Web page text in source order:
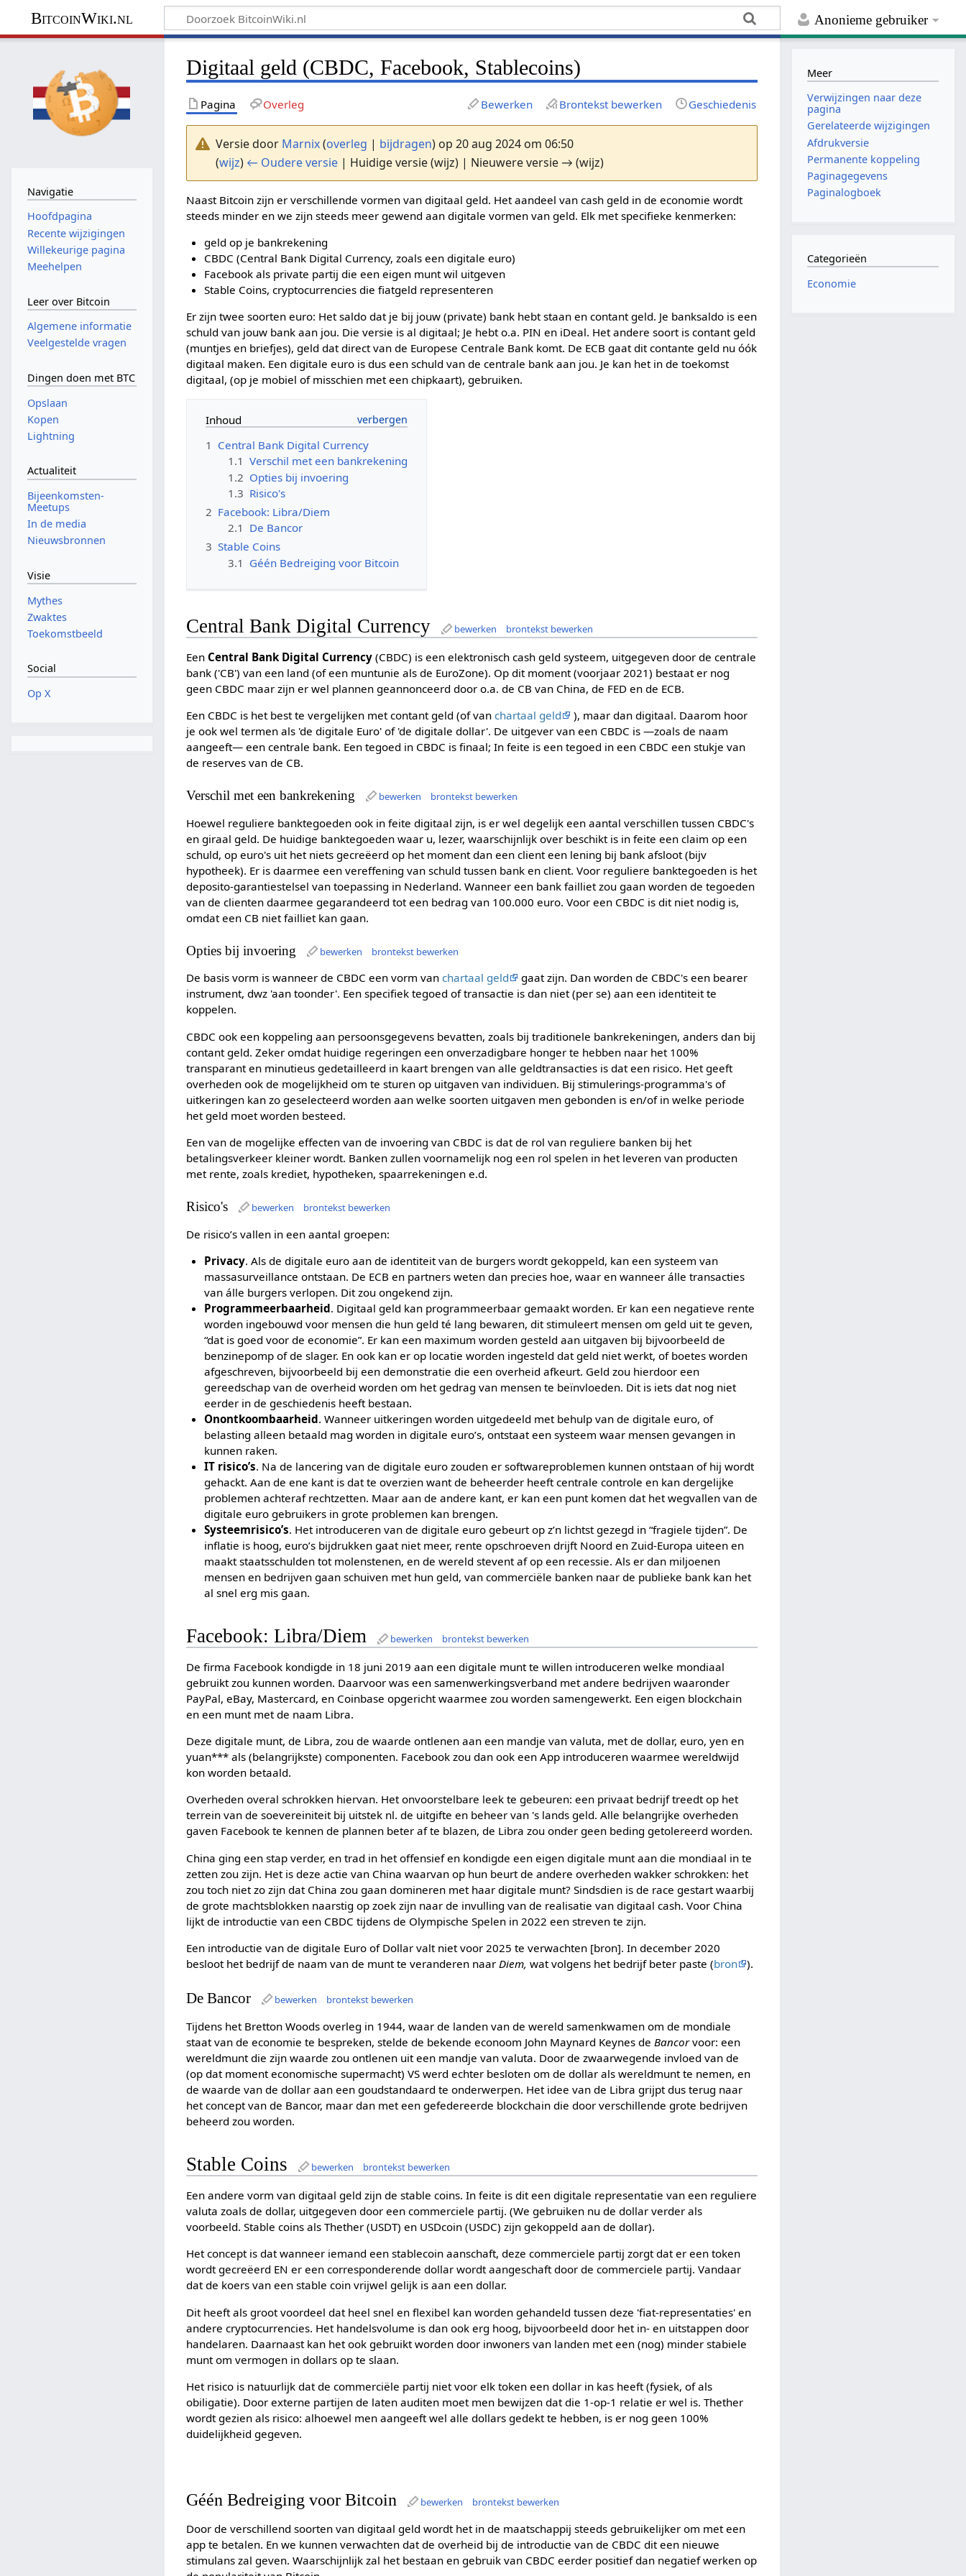
Anonieme gebruiker
BitcoinWiki.nl
Digitaal geld (CBDC, Facebook, Stablecoins)
Pagina Overleg Bewerken Brontekst bewerken Geschiedenis
Versie door Marnix(overleg | bijdragen) op 20 aug 2024 om 06:50
(wijz) ← Oudere versie | Huidige versie (wijz) | Nieuwere versie → (wijz)
Naast Bitcoin zijn er verschillende vormen van digitaal geld. Het aandeel van cash geld in de economie wordt
steeds minder en we zijn steeds meer gewend aan digitale vormen van geld. Elk met specifieke kenmerken:
geld op je bankrekening
CBDC (Central Bank Digital Currency, zoals een digitale euro)
Facebook als private partij die een eigen munt wil uitgeven
Stable Coins, cryptocurrencies die fiatgeld representeren
Er zijn twee soorten euro: Het saldo dat je bij jouw (private) bank hebt staan en contant geld. Je banksaldo is een
schuld van jouw bank aan jou. Die versie is al digitaal; Je hebt o.a. PIN en iDeal. Het andere soort is contant geld
(muntjes en briefjes), geld dat direct van de Europese Centrale Bank komt. De ECB gaat dit contante geld nu óók
digitaal maken. Een digitale euro is dus een schuld van de centrale bank aan jou. Je kan het in de toekomst
digitaal, (op je mobiel of misschien met een chipkaart), gebruiken.
Inhoud
1 Central Bank Digital Currency
1.1 Verschil met een bankrekening
1.2 Opties bij invoering
1.3 Risico's
2 Facebook: Libra/Diem
2.1 De Bancor
3 Stable Coins
3.1 Géén Bedreiging voor Bitcoin
Central Bank Digital Currency bewerken brontekst bewerken
Een Central Bank Digital Currency (CBDC) is een elektronisch cash geld systeem, uitgegeven door de centrale
bank ('CB') van een land (of een muntunie als de EuroZone). Op dit moment (voorjaar 2021) bestaat er nog
geen CBDC maar zijn er wel plannen geannonceerd door o.a. de CB van China, de FED en de ECB.
Een CBDC is het best te vergelijken met contant geld (of vanchartaal geld
), maar dan digitaal. Daarom hoor
je ook wel termen als 'de digitale Euro' of 'de digitale dollar'. De uitgever van een CBDC is —zoals de naam
aangeeft— een centrale bank. Een tegoed in CBDC is finaal; In feite is een tegoed in een CBDC een stukje van
de reserves van de CB.
Verschil met een bankrekening bewerken brontekst bewerken
Hoewel reguliere banktegoeden ook in feite digitaal zijn, is er wel degelijk een aantal verschillen tussen CBDC's
en giraal geld. De huidige banktegoeden waar u, lezer, waarschijnlijk over beschikt is in feite een claim op een
schuld, op euro's uit het niets gecreëerd op het moment dan een client een lening bij bank afsloot (bijv
hypotheek). Er is daarmee een vereffening van schuld tussen bank en client. Voor reguliere banktegoeden is het
deposito-garantiestelsel van toepassing in Nederland. Wanneer een bank failliet zou gaan worden de tegoeden
van de clienten daarmee gegarandeerd tot een bedrag van 100.000 euro. Voor een CBDC is dit niet nodig is,
omdat een CB niet failliet kan gaan.
Opties bij invoering bewerken brontekst bewerken
De basis vorm is wanneer de CBDC een vorm vanchartaal geld
gaat zijn. Dan worden de CBDC's een bearer
instrument, dwz 'aan toonder'. Een specifiek tegoed of transactie is dan niet (per se) aan een identiteit te
koppelen.
CBDC ook een koppeling aan persoonsgegevens bevatten, zoals bij traditionele bankrekeningen, anders dan bij
contant geld. Zeker omdat huidige regeringen een onverzadigbare honger te hebben naar het 100%
transparant en minutieus gedetailleerd in kaart brengen van alle geldtransacties is dat een risico. Het geeft
overheden ook de mogelijkheid om te sturen op uitgaven van individuen. Bij stimulerings-programma's of
uitkeringen kan zo geselecteerd worden aan welke soorten uitgaven men gebonden is en/of in welke periode
het geld moet worden besteed.
Een van de mogelijke effecten van de invoering van CBDC is dat de rol van reguliere banken bij het
betalingsverkeer kleiner wordt. Banken zullen voornamelijk nog een rol spelen in het leveren van producten
met rente, zoals krediet, hypotheken, spaarrekeningen e.d.
Risico's bewerken brontekst bewerken
De risico’s vallen in een aantal groepen:
Privacy. Als de digitale euro aan de identiteit van de burgers wordt gekoppeld, kan een systeem van
massasurveillance ontstaan. De ECB en partners weten dan precies hoe, waar en wanneer álle transacties
van álle burgers verlopen. Dit zou ongekend zijn.
Programmeerbaarheid. Digitaal geld kan programmeerbaar gemaakt worden. Er kan een negatieve rente
worden ingebouwd voor mensen die hun geld té lang bewaren, dit stimuleert mensen om geld uit te geven,
“dat is goed voor de economie”. Er kan een maximum worden gesteld aan uitgaven bij bijvoorbeeld de
benzinepomp of de slager. En ook kan er op locatie worden ingesteld dat geld niet werkt, of boetes worden
afgeschreven, bijvoorbeeld bij een demonstratie die een overheid afkeurt. Geld zou hierdoor een
gereedschap van de overheid worden om het gedrag van mensen te beïnvloeden. Dit is iets dat nog niet
eerder in de geschiedenis heeft bestaan.
Onontkoombaarheid. Wanneer uitkeringen worden uitgedeeld met behulp van de digitale euro, of
belasting alleen betaald mag worden in digitale euro’s, ontstaat een systeem waar mensen gevangen in
kunnen raken.
IT risico’s. Na de lancering van de digitale euro zouden er softwareproblemen kunnen ontstaan of hij wordt
gehackt. Aan de ene kant is dat te overzien want de beheerder heeft centrale controle en kan dergelijke
problemen achteraf rechtzetten. Maar aan de andere kant, er kan een punt komen dat het wegvallen van de
digitale euro gebruikers in grote problemen kan brengen.
Systeemrisico’s. Het introduceren van de digitale euro gebeurt op z’n lichtst gezegd in “fragiele tijden”. De
inflatie is hoog, euro’s bijdrukken gaat niet meer, rente opschroeven drijft Noord en Zuid-Europa uiteen en
maakt staatsschulden tot molenstenen, en de wereld stevent af op een recessie. Als er dan miljoenen
mensen en bedrijven gaan schuiven met hun geld, van commerciële banken naar de publieke bank kan het
al snel erg mis gaan.
Facebook: Libra/Diem bewerken brontekst bewerken
De firma Facebook kondigde in 18 juni 2019 aan een digitale munt te willen introduceren welke mondiaal
gebruikt zou kunnen worden. Daarvoor was een samenwerkingsverband met andere bedrijven waaronder
PayPal, eBay, Mastercard, en Coinbase opgericht waarmee zou worden samengewerkt. Een eigen blockchain
en een munt met de naam Libra.
Deze digitale munt, de Libra, zou de waarde ontlenen aan een mandje van valuta, met de dollar, euro, yen en
yuan*** als (belangrijkste) componenten. Facebook zou dan ook een App introduceren waarmee wereldwijd
kon worden betaald.
Overheden overal schrokken hiervan. Het onvoorstelbare leek te gebeuren: een privaat bedrijf treedt op het
terrein van de soevereiniteit bij uitstek nl. de uitgifte en beheer van 's lands geld. Alle belangrijke overheden
gaven Facebook te kennen de plannen beter af te blazen, de Libra zou onder geen beding getolereerd worden.
China ging een stap verder, en trad in het offensief en kondigde een eigen digitale munt aan die mondiaal in te
zetten zou zijn. Het is deze actie van China waarvan op hun beurt de andere overheden wakker schrokken: het
zou toch niet zo zijn dat China zou gaan domineren met haar digitale munt? Sindsdien is de race gestart waarbij
de grote machtsblokken naarstig op zoek zijn naar de invulling van de realisatie van digitaal cash. Voor China
lijkt de introductie van een CBDC tijdens de Olympische Spelen in 2022 een streven te zijn.
Een introductie van de digitale Euro of Dollar valt niet voor 2025 te verwachten [bron]. In december 2020
besloot het bedrijf de naam van de munt te veranderen naar Diem, wat volgens het bedrijf beter paste (bron ).
De Bancor bewerken brontekst bewerken
Tijdens het Bretton Woods overleg in 1944, waar de landen van de wereld samenkwamen om de mondiale
staat van de economie te bespreken, stelde de bekende econoom John Maynard Keynes de Bancorvoor: een
wereldmunt die zijn waarde zou ontlenen uit een mandje van valuta. Door de zwaarwegende invloed van de
(op dat moment economische supermacht) VS werd echter besloten om de dollar als wereldmunt te nemen, en
de waarde van de dollar aan een goudstandaard te onderwerpen. Het idee van de Libra grijpt dus terug naar
het concept van de Bancor, maar dan met een gefedereerde blockchain die door verschillende grote bedrijven
beheerd zou worden.
Stable Coins bewerken brontekst bewerken
Een andere vorm van digitaal geld zijn de stable coins. In feite is dit een digitale representatie van een reguliere
valuta zoals de dollar, uitgegeven door een commerciele partij. (We gebruiken nu de dollar verder als
voorbeeld. Stable coins als Thether (USDT) en USDcoin (USDC) zijn gekoppeld aan de dollar).
Het concept is dat wanneer iemand een stablecoin aanschaft, deze commerciele partij zorgt dat er een token
wordt gecreëerd EN er een corresponderende dollar wordt aangeschaft door de commerciele partij. Vandaar
dat de koers van een stable coin vrijwel gelijk is aan een dollar.
Dit heeft als groot voordeel dat heel snel en flexibel kan worden gehandeld tussen deze 'fiat-representaties' en
andere cryptocurrencies. Het handelsvolume is dan ook erg hoog, bijvoorbeeld door het in- en uitstappen door
handelaren. Daarnaast kan het ook gebruikt worden door inwoners van landen met een (nog) minder stabiele
munt om vermogen in dollars op te slaan.
Het risico is natuurlijk dat de commerciële partij niet voor elk token een dollar in kas heeft (fysiek, of als
obiligatie). Door externe partijen de laten auditen moet men bewijzen dat die 1-op-1 relatie er wel is. Thether
wordt gezien als risico: alhoewel men aangeeft wel alle dollars gedekt te hebben, is er nog geen 100%
duidelijkheid gegeven.
Géén Bedreiging voor Bitcoin bewerken brontekst bewerken
Door de verschillend soorten van digitaal geld wordt het in de maatschappij steeds gebruikelijker om met een
app te betalen. En we kunnen verwachten dat de overheid bij de introductie van de CBDC dit een nieuwe
stimulans zal geven. Waarschijnlijk zal het bestaan en gebruik van CBDC eerder positief dan negatief werken op
Navigatie
Hoofdpagina
Recente wijzigingen
Willekeurige pagina
Meehelpen
Leer over Bitcoin
Algemene informatie
Veelgestelde vragen
Dingen doen met BTC
Opslaan
Kopen
Lightning
Actualiteit
Bijeenkomsten-
Meetups
In de media
Nieuwsbronnen
Visie
Mythes
Zwaktes
Toekomstbeeld
Social
Op X
Meer
Verwijzingen naar deze
pagina
Gerelateerde wijzigingen
Afdrukversie
Permanente koppeling
Paginagegevens
Paginalogboek
Categorieën
Economie